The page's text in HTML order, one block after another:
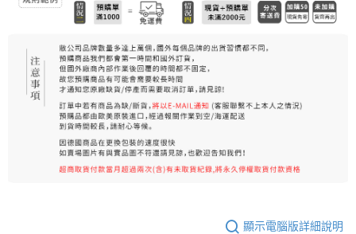
顯示電腦版詳細說明